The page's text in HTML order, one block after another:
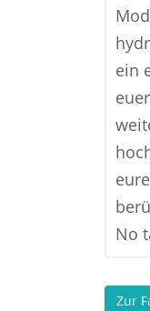
ein
No
Zur